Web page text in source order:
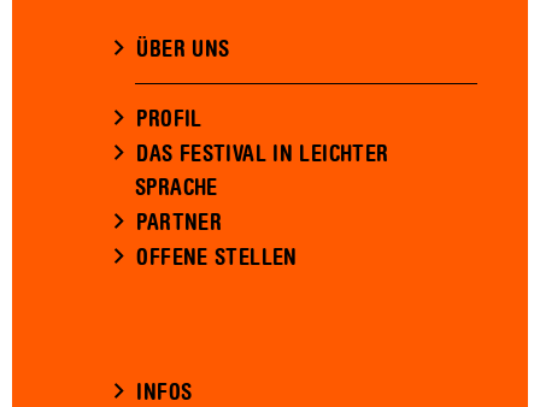
ÜBER UNS
PROFIL
DAS FESTIVAL IN LEICHTER
SPRACHE
PARTNER
OFFENE STELLEN
INFOS